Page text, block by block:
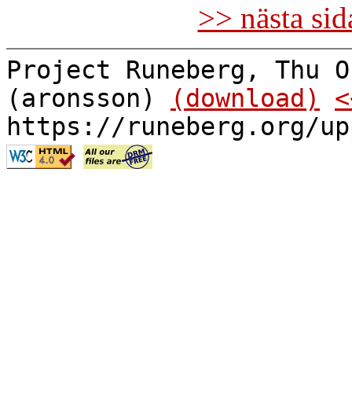
>> nästa
Project Runeberg, Thu
(aronsson)
(download)
https://runeberg.org/